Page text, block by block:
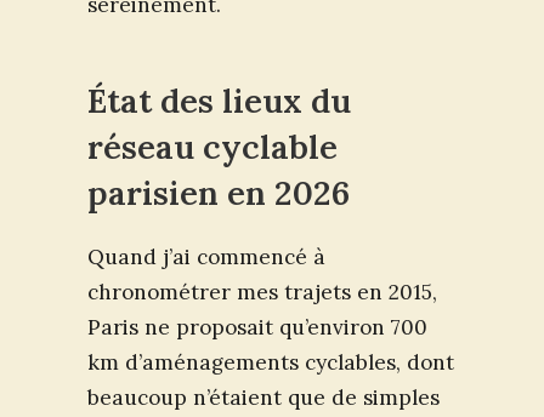
État des lieux du
réseau cyclable
parisien en 2026
Quand j’ai commencé à
chronométrer mes trajets en 2015,
Paris ne proposait qu’environ 700
km d’aménagements cyclables, dont
beaucoup n’étaient que de simples